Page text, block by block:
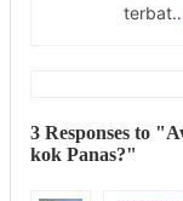
3 Responses to
kok Panas?"